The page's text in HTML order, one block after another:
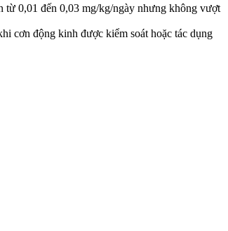
từ 0,01 đến 0,03 mg/kg/ngày nhưng không vượt
cơn động kinh được kiểm soát hoặc tác dụng